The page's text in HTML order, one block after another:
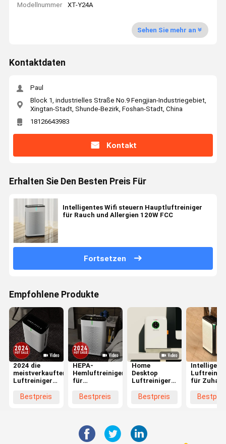
Modellnummer XT-Y24A
Sehen Sie mehr an
Kontaktdaten
Paul
Block 1, industrielles Straße No.9 Fengjian-Industriegebiet,
Xingtan-Stadt, Shunde-Bezirk, Foshan-Stadt, China
18126643983
Kontakt
Erhalten Sie Den Besten Preis Für
Intelligentes Wifi steuern Hauptluftreiniger
für Rauch und Allergien 120W FCC
Fortsetzen
Empfohlene Produkte
2024 die
meistverkauften
Luftreiniger
zurBestpreis
HEPA-
Hemluftreiniger
für
und PM2.5-
Bestpreis
Home
Desktop
Luftreiniger
Motor-
Bestpreis
für
UV-True-